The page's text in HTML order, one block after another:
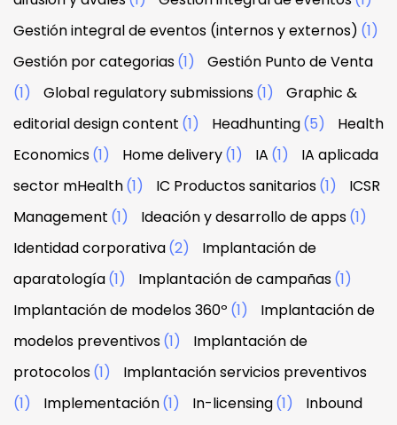
Gestión integral de eventos (internos y externos) (1)
Gestión por categorias(1)
Gestión Punto de Venta
(1)
Global regulatory submissions(1)
Graphic &
editorial design content (1) Headhunting(5)
Health
Economics(1) Home delivery(1) IA (1)
IA aplicada
sector mHealth(1) IC Productos sanitarios(1)
ICSR
Management (1) Ideación y desarrollo de apps(1)
Identidad corporativa(2)
Implantación de
aparatología(1) Implantación de campañas(1)
Implantación de modelos 360º (1)
Implantación de
modelos preventivos(1)
Implantación de
protocolos(1)
Implantación servicios preventivos
(1)
Implementación(1) In-licensing(1)
Inbound